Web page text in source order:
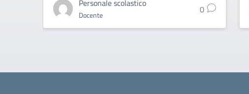
Personale scolastico
Docente 0